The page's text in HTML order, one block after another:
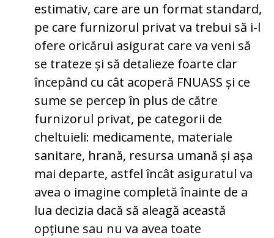
estimativ, care are un format standard,
pe care furnizorul privat va trebui să i-l
ofere oricărui asigurat care va veni să
se trateze și să detalieze foarte clar
începând cu cât acoperă FNUASS și ce
sume se percep în plus de către
furnizorul privat, pe categorii de
cheltuieli: medicamente, materiale
sanitare, hrană, resursa umană și așa
mai departe, astfel încât asiguratul va
avea o imagine completă înainte de a
lua decizia dacă să aleagă această
opțiune sau nu va avea toate